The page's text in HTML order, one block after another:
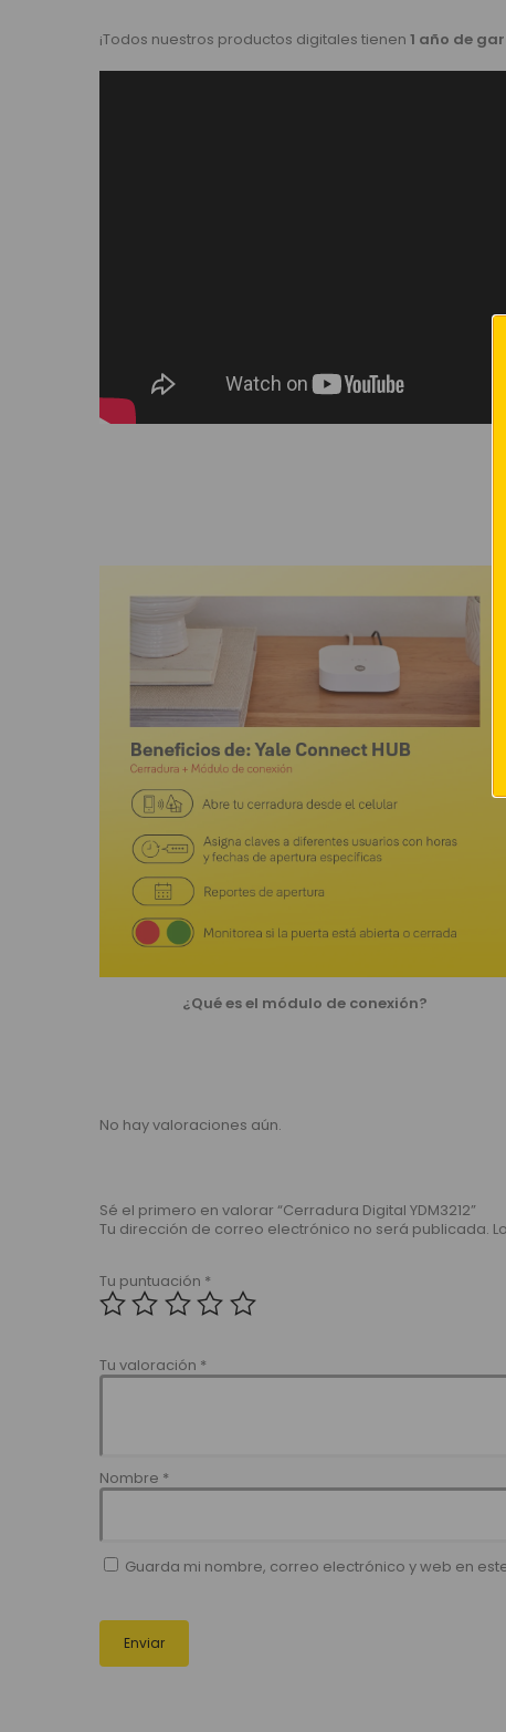
¡Todos nuestros productos digitales tienen1 año de
¿Qué es el módulo de conexión?
No hay valoraciones aún.
Sé el primero en valorar “Cerradura Digital YDM3212”
Tu dirección de correo electrónico no será publicada.
Tu puntuación *
Tu valoración *
Nombre *
Guarda mi nombre, correo electrónico y web en